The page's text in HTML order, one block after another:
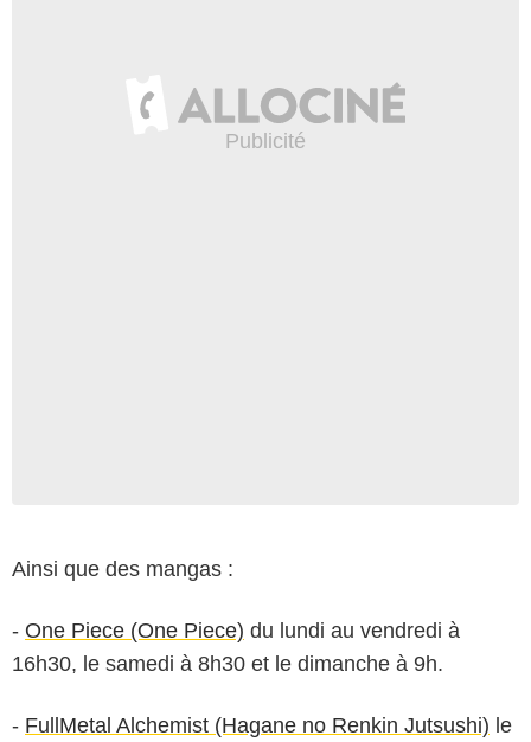
Ainsi que des mangas :
- One Piece (One Piece) du lundi au vendredi à
16h30, le samedi à 8h30 et le dimanche à 9h.
- FullMetal Alchemist (Hagane no Renkin Jutsushi) le